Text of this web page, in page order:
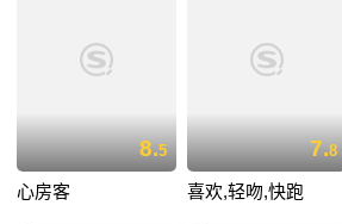
8.5
心房客
7.8
喜欢,轻吻,快跑